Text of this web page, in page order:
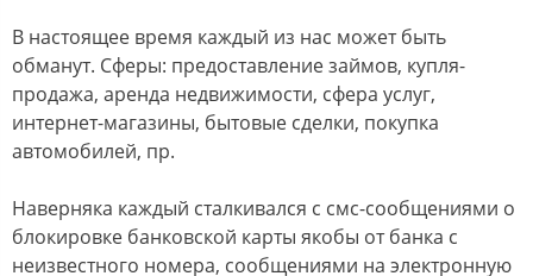
В настоящее время каждый из нас может быть
обманут. Сферы: предоставление займов, купля-
продажа, аренда недвижимости, сфера услуг,
интернет-магазины, бытовые сделки, покупка
автомобилей, пр.
Наверняка каждый сталкивался с смс-сообщениями о
блокировке банковской карты якобы от банка с
неизвестного номера, сообщениями на электронную